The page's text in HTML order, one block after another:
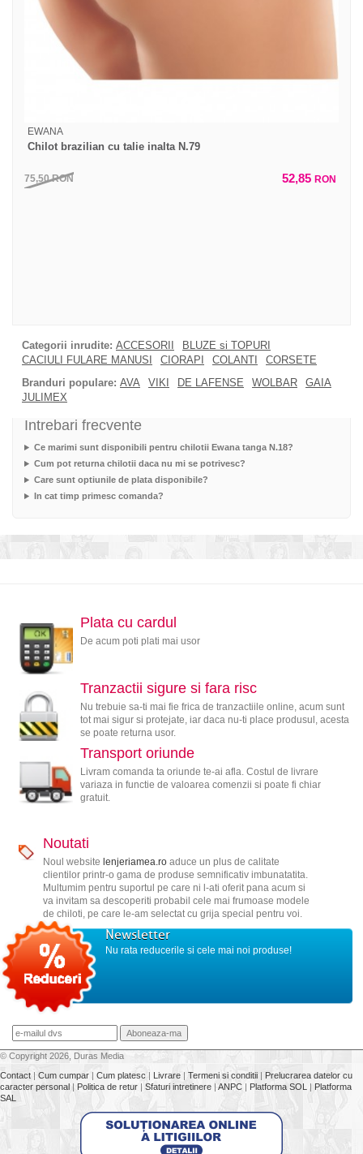
EWANA
Chilot brazilian cu talie inalta N.79
75,50RON 52,85 RON
Categorii inrudite: ACCESORII
BLUZE si TOPURI
CACIULI FULARE MANUSI
CIORAPI COLANTI
CORSETE
Branduri populare: AVA VIKI DE LAFENSE WOLBAR
GAIA
JULIMEX
Intrebari frecvente
Ce marimi sunt disponibili pentru chilotii Ewana tanga N.18?
Cum pot returna chilotii daca nu mi se potrivesc?
Care sunt optiunile de plata disponibile?
In cat timp primesc comanda?
Plata cu cardul
De acum poti plati mai usor
Tranzactii sigure si fara risc
Nu trebuie sa-ti mai fie frica de tranzactiile online, acum sunt
tot mai sigur si protejate, iar daca nu-ti place produsul, acesta
se poate returna usor.
Transport oriunde
Livram comanda ta oriunde te-ai afla. Costul de livrare
variaza in functie de valoarea comenzii si poate fi chiar
gratuit.
Noutati
Noul website lenjeriamea.roaduce un plus de calitate
clientilor printr-o gama de produse semnificativ imbunatatita.
Multumim pentru suportul pe care ni l-ati oferit pana acum si
va invitam sa descoperiti probabil cele mai frumoase modele
de chiloti, pe care le-am selectat cu grija special pentru voi.
Newsletter
Nu rata reducerile si cele mai noi produse!
© Copyright 2026, Duras Media
Contact | Cum cumpar | Cum platesc | Livrare | Termeni si conditii | Prelucrarea datelor cu
caracter personal | Politica de retur | Sfaturi intretinere | ANPC | Platforma SOL | Platforma
SAL